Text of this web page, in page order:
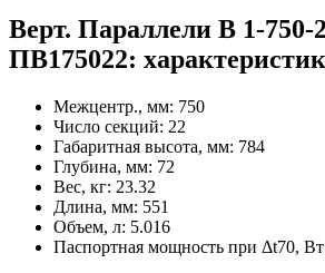
Верт. Параллели В 1-750-
ПВ175022:
Межцентр., мм: 750
Число секций: 22
Габаритная высота, мм: 784
Глубина, мм: 72
Вес, кг: 23.32
Длина, мм: 551
Объем, л: 5.016
Паспортная мощность при Δt70,